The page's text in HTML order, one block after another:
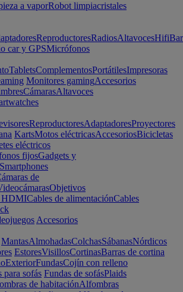
a vaporRobot limpiacristales
ReproductoresRadiosAltavocesHifi
car y GPSMicrófonos
TabletsComplementosPortátilesImpresoras
Monitores gamingAccesorios
CámarasAltavoces
ReproductoresAdaptadoresProyectores
KartsMotos eléctricasAccesoriosBicicletas
eléctricos
fijosGadgets y
Smartphones
de
Objetivos
HDMICables de alimentaciónCables
Accesorios
MantasAlmohadasColchasSábanasNórdicos
EstoresVisillosCortinasBarras de cortina
ExteriorFundasCojín con relleno
para sofás Fundas de sofásPlaids
de habitaciónAlfombras